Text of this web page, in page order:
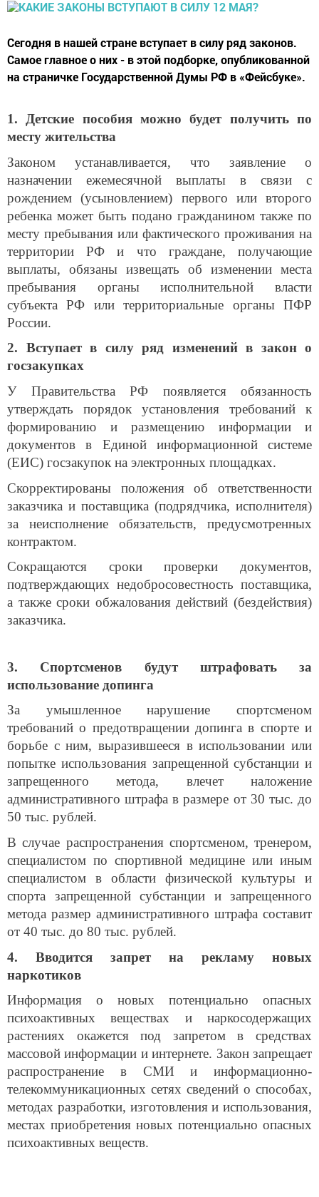
Сегодня в нашей стране вступает в силу ряд законов.
Самое главное о них - в этой подборке, опубликованной
на страничке Государственной Думы РФ в «Фейсбуке».
1.
Детские пособия можно будет получить по
месту жительства
Законом устанавливается, что заявление о
назначении ежемесячной выплаты в связи с
рождением (усыновлением) первого или второго
ребенка может быть подано гражданином также по
месту пребывания или фактического проживания на
территории РФ и что граждане, получающие
выплаты, обязаны извещать об изменении места
пребывания органы исполнительной власти
субъекта РФ или территориальные органы ПФР
России.
2. Вступает в силу ряд изменений в закон о
госзакупках
У Правительства РФ появляется обязанность
утверждать порядок установления требований к
формированию и размещению информации и
документов в Единой информационной системе
(ЕИС) госзакупок на электронных площадках.
Скорректированы положения об ответственности
заказчика и поставщика (подрядчика, исполнителя)
за неисполнение обязательств, предусмотренных
контрактом.
Сокращаются сроки проверки документов,
подтверждающих недобросовестность поставщика,
а также сроки обжалования действий (бездействия)
заказчика.
3. Спортсменов будут штрафовать за
использование допинга
За умышленное нарушение спортсменом
требований о предотвращении допинга в спорте и
борьбе с ним, выразившееся в использовании или
попытке использования запрещенной субстанции и
запрещенного метода, влечет наложение
административного штрафа в размере от 30 тыс. до
50 тыс. рублей.
В случае распространения спортсменом, тренером,
специалистом по спортивной медицине или иным
специалистом в области физической культуры и
спорта запрещенной субстанции и запрещенного
метода размер административного штрафа составит
от 40 тыс. до 80 тыс. рублей.
4. Вводится запрет на рекламу новых
наркотиков
Информация о новых потенциально опасных
психоактивных веществах и наркосодержащих
растениях окажется под запретом в средствах
массовой информации и интернете. Закон запрещает
распространение в СМИ и информационно-
телекоммуникационных сетях сведений о способах,
методах разработки, изготовления и использования,
местах приобретения новых потенциально опасных
психоактивных веществ.